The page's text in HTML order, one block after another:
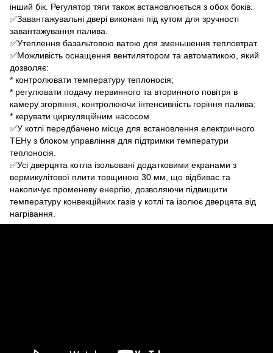
інший бік. Регулятор тяги також встановлюється з обох боків.
✅Завантажувальні двері виконані під кутом для зручності
завантажування палива.
✅Утеплення базальтовою ватою для зменьшення тепловтрат
✅Можливість оснащення вентилятором та автоматикою, який
дозволяє:
* контролювати температуру теплоносія;
* регулювати подачу первинного та вторинного повітря в
камеру згоряння, контролюючи інтенсивність горіння палива;
* керувати циркуляційним насосом.
✅У котлі передбачено місце для встановлення електричного
ТЕНу з блоком управління для підтримки температури
теплоносія.
✅Усі дверцята котла ізольовані додатковими екранами з
вермикулітової плити товщиною 30 мм, що відбиває та
накопичує променеву енергію, дозволяючи підвищити
температуру конвекційних газів у котлі та ізолює дверцята від
нагрівання.